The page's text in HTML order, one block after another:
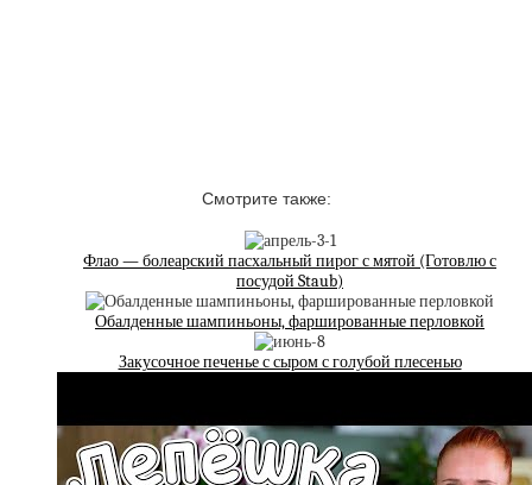
Смотрите также:
Флао — болеарский пасхальный пирог с мятой (Готовлю с
посудой Staub)
Обалденные шампиньоны, фаршированные перловкой
Закусочное печенье с сыром с голубой плесенью